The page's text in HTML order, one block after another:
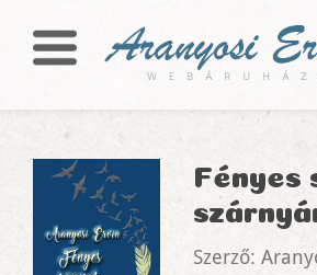
Fényes
Szerző: